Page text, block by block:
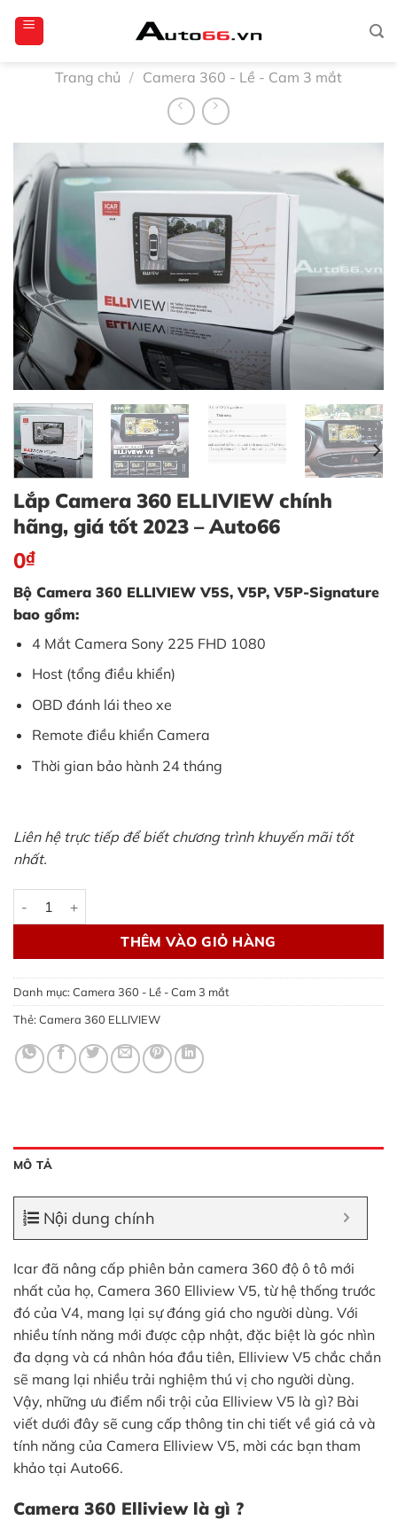
qua
Trang chủ / Camera 360 - Lề - Cam 3 mắt
Lắp Camera 360 ELLIVIEW chính
hãng, giá tốt 2023 – Auto66
0₫
Bộ Camera 360 ELLIVIEW V5S, V5P, V5P-Signature
bao gồm:
4 Mắt Camera Sony 225 FHD 1080
Host (tổng điều khiển)
OBD đánh lái theo xe
Remote điều khiển Camera
Thời gian bảo hành 24 tháng
Liên hệ trực tiếp để biết chương trình khuyến mãi tốt
nhất.
Lắp Camera 360 ELLIVIEW chính hãng, giá tốt 2023 -
THÊM VÀO GIỎ HÀNG
Danh mục: Camera 360 - Lề - Cam 3 mắt
Thẻ: Camera 360 ELLIVIEW
MÔ TẢ
Nội dung chính
Icar đã nâng cấp phiên bản camera 360 độ ô tô mới
nhất của họ, Camera 360 Elliview V5, từ hệ thống trước
đó của V4, mang lại sự đáng giá cho người dùng. Với
nhiều tính năng mới được cập nhật, đặc biệt là góc nhìn
đa dạng và cá nhân hóa đầu tiên, Elliview V5 chắc chắn
sẽ mang lại nhiều trải nghiệm thú vị cho người dùng.
Vậy, những ưu điểm nổi trội của Elliview V5 là gì? Bài
viết dưới đây sẽ cung cấp thông tin chi tiết về giá cả và
tính năng của Camera Elliview V5, mời các bạn tham
khảo tại Auto66.
Camera 360 Elliview là gì ?